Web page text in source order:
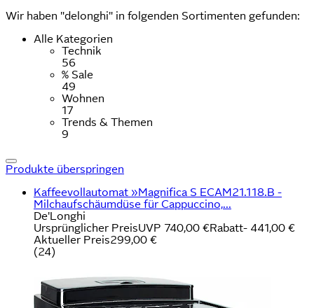
Wir haben "delonghi" in folgenden Sortimenten gefunden:
Alle Kategorien
Technik
56
% Sale
49
Wohnen
17
Trends & Themen
9
Produkte überspringen
Kaffeevollautomat »Magnifica S ECAM21.118.B -
Milchaufschäumdüse für Cappuccino,...
De'Longhi
Ursprünglicher PreisUVP 740,00 €Rabatt- 441,00 €
Aktueller Preis299,00 €
(24)